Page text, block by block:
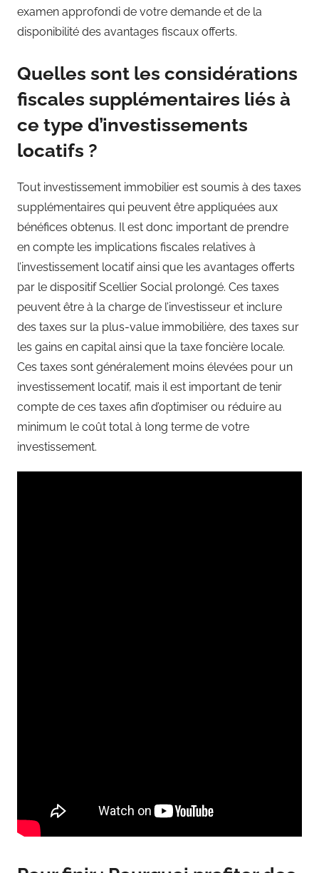
examen approfondi de votre demande et de la
disponibilité des avantages fiscaux offerts.
Quelles sont les considérations
fiscales supplémentaires liés à
ce type d’investissements
locatifs ?
Tout investissement immobilier est soumis à des taxes
supplémentaires qui peuvent être appliquées aux
bénéfices obtenus. Il est donc important de prendre
en compte les implications fiscales relatives à
l’investissement locatif ainsi que les avantages offerts
par le dispositif Scellier Social prolongé. Ces taxes
peuvent être à la charge de l’investisseur et inclure
des taxes sur la plus-value immobilière, des taxes sur
les gains en capital ainsi que la taxe foncière locale.
Ces taxes sont généralement moins élevées pour un
investissement locatif, mais il est important de tenir
compte de ces taxes afin d’optimiser ou réduire au
minimum le coût total à long terme de votre
investissement.